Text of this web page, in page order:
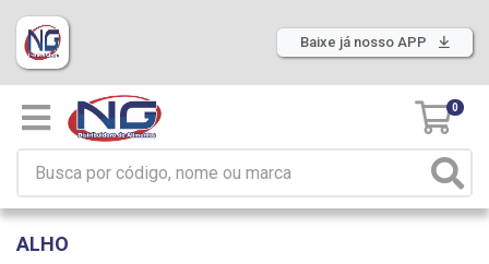
Baixe já nosso APP
0
ALHO